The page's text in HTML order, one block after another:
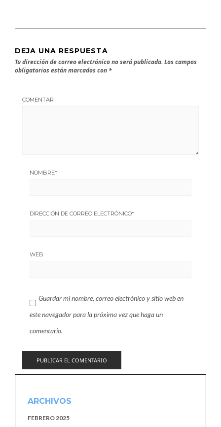
DEJA UNA RESPUESTA
Tu dirección de correo electrónico no será publicada. Los campos
obligatorios están marcados con *
COMENTAR
NOMBRE*
DIRECCIÓN DE CORREO ELECTRÓNICO*
WEB
Guardar mi nombre, correo electrónico y sitio web en
este navegador para la próxima vez que haga un
comentario.
ARCHIVOS
FEBRERO 2025